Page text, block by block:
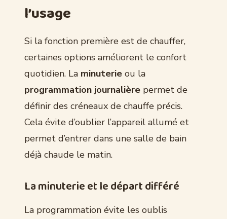
l’usage
Si la fonction première est de chauffer,
certaines options améliorent le confort
quotidien. La minuterie ou la
programmation journalière permet de
définir des créneaux de chauffe précis.
Cela évite d’oublier l’appareil allumé et
permet d’entrer dans une salle de bain
déjà chaude le matin.
La minuterie et le départ différé
La programmation évite les oublis